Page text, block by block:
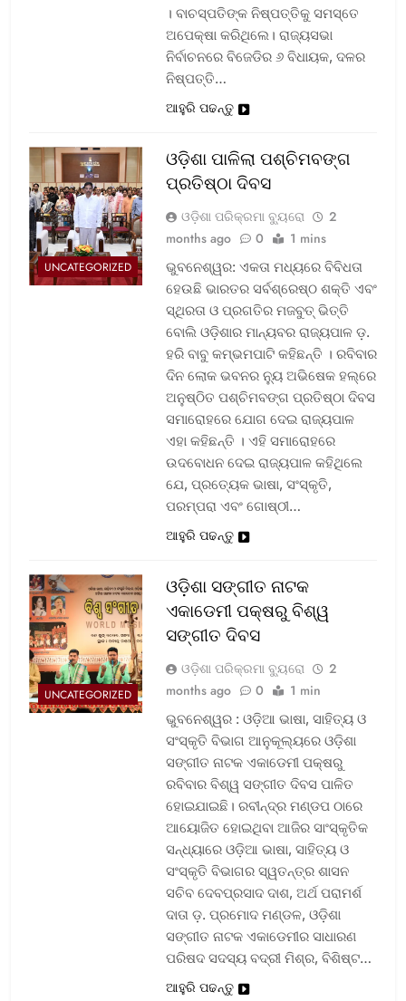
। ବାଚସ୍ପତିଙ୍କ ନିଷ୍ପତ୍ତିକୁ ସମସ୍ତେ
ଅପେକ୍ଷା କରିଥିଲେ। ରାଜ୍ୟସଭା
ନିର୍ବାଚନରେ ବିଜେଡିର ୬ ବିଧାୟକ, ଦଳର
ନିଷ୍ପତ୍ତି…
ଆହୁରି ପଢନ୍ତୁ
UNCATEGORIZED
ଓଡ଼ିଶା ପାଳିଲା ପଶ୍ଚିମବଙ୍ଗ
ପ୍ରତିଷ୍ଠା ଦିବସ
ଓଡ଼ିଶା ପରିକ୍ରମା ବ୍ୟୁରୋ
2
months ago
0 1 mins
ଭୁବନେଶ୍ୱର: ଏକତା ମଧ୍ୟରେ ବିବିଧତା
ହେଉଛି ଭାରତର ସର୍ବଶ୍ରେଷ୍ଠ ଶକ୍ତି ଏବଂ
ସ୍ଥିରତା ଓ ପ୍ରଗତିର ମଜବୁତ୍ ଭିତ୍ତି
ବୋଲି ଓଡ଼ିଶାର ମାନ୍ୟବର ରାଜ୍ୟପାଳ ଡ଼.
ହରି ବାବୁ କମ୍ଭମପାଟି କହିଛନ୍ତି । ରବିବାର
ଦିନ ଲୋକ ଭବନର ନ୍ୟୁ ଅଭିଷେକ ହଲ୍‌ରେ
ଅନୁଷ୍ଠିତ ପଶ୍ଚିମବଙ୍ଗ ପ୍ରତିଷ୍ଠା ଦିବସ
ସମାରୋହରେ ଯୋଗ ଦେଇ ରାଜ୍ୟପାଳ
ଏହା କହିଛନ୍ତି । ଏହି ସମାରୋହରେ
ଉଦବୋଧନ ଦେଇ ରାଜ୍ୟପାଳ କହିଥିଲେ
ଯେ, ପ୍ରତ୍ୟେକ ଭାଷା, ସଂସ୍କୃତି,
ପରମ୍ପରା ଏବଂ ଗୋଷ୍ଠୀ…
ଆହୁରି ପଢନ୍ତୁ
UNCATEGORIZED
ଓଡ଼ିଶା ସଙ୍ଗୀତ ନାଟକ
ଏକାଡେମୀ ପକ୍ଷରୁ ବିଶ୍ୱ
ସଙ୍ଗୀତ ଦିବସ
ଓଡ଼ିଶା ପରିକ୍ରମା ବ୍ୟୁରୋ
2
months ago
0 1 min
ଭୁବନେଶ୍ୱର : ଓଡ଼ିଆ ଭାଷା, ସାହିତ୍ୟ ଓ
ସଂସ୍କୃତି ବିଭାଗ ଆନୁକୂଲ୍ୟରେ ଓଡ଼ିଶା
ସଙ୍ଗୀତ ନାଟକ ଏକାଡେମୀ ପକ୍ଷରୁ
ରବିବାର ବିଶ୍ୱ ସଙ୍ଗୀତ ଦିବସ ପାଳିତ
ହୋଇଯାଇଛି। ରବୀନ୍ଦ୍ର ମଣ୍ଡପ ଠାରେ
ଆୟୋଜିତ ହୋଇଥିବା ଆଜିର ସାଂସ୍କୃତିକ
ସନ୍ଧ୍ୟାରେ ଓଡ଼ିଆ ଭାଷା, ସାହିତ୍ୟ ଓ
ସଂସ୍କୃତି ବିଭାଗର ସ୍ୱତନ୍ତ୍ର ଶାସନ
ସଚିବ ଦେବପ୍ରସାଦ ଦାଶ, ଅର୍ଥ ପରାମର୍ଶ
ଦାତା ଡ଼. ପ୍ରମୋଦ ମଣ୍ଡଳ, ଓଡ଼ିଶା
ସଙ୍ଗୀତ ନାଟକ ଏକାଡେମୀର ସାଧାରଣ
ପରିଷଦ ସଦସ୍ୟ ବଦ୍ରୀ ମିଶ୍ର, ବିଶିଷ୍ଟ…
ଆହୁରି ପଢନ୍ତୁ